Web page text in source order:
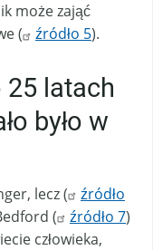
może zająć
(
źródło 5).
latach
było w
lecz (
źródło
( źródło 7)
człowieka,